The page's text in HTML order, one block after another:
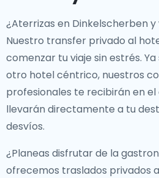
¿Aterrizas en Dinkelscherben
Nuestro transfer privado al
comenzar tu viaje sin estrés.
otro hotel céntrico, nuestros
profesionales te recibirán en
llevarán directamente a tu
desvíos.
¿Planeas disfrutar de la
ofrecemos traslados privados